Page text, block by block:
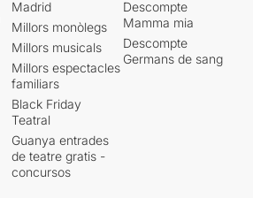
Madrid
Millors monòlegs
Millors musicals
Millors espectacles
familiars
Black Friday
Teatral
Guanya entrades
de teatre gratis -
concursos
Descompte
Mamma mia
Descompte
Germans de sang